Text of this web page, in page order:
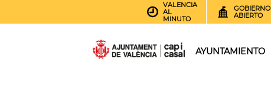
VALENCIA
AL
MINUTO
GOBIERNO
ABIERTO
AYUNTAMIENTO